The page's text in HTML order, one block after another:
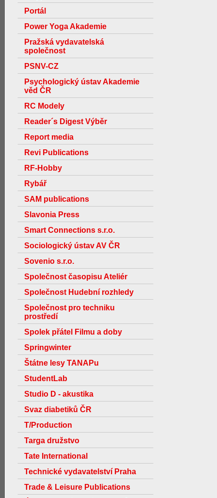
Portál
Power Yoga Akademie
Pražská vydavatelská
společnost
PSNV-CZ
Psychologický ústav Akademie
věd ČR
RC Modely
Reader´s Digest Výběr
Report media
Revi Publications
RF-Hobby
Rybář
SAM publications
Slavonia Press
Smart Connections s.r.o.
Sociologický ústav AV ČR
Sovenio s.r.o.
Společnost časopisu Ateliér
Společnost Hudební rozhledy
Společnost pro techniku
prostředí
Spolek přátel Filmu a doby
Springwinter
Štátne lesy TANAPu
StudentLab
Studio D - akustika
Svaz diabetiků ČR
T/Production
Targa družstvo
Tate International
Technické vydavatelství Praha
Trade & Leisure Publications